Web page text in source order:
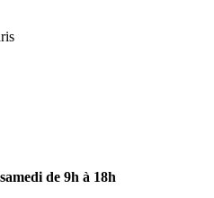
de 9h à 18h